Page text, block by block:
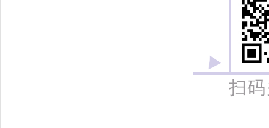
扫